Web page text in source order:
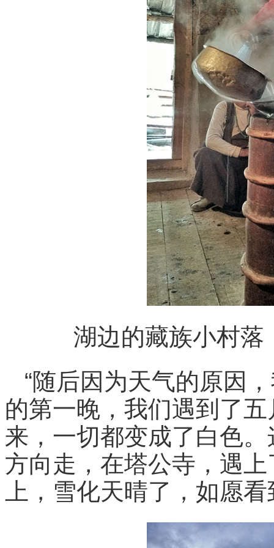
湖边的藏族小村落
“随后因为天气的原因
的第一晚，我们遇到了
来，一切都变成了白色
方向走，在塔公寺，遇
上，雪化天晴了，如愿